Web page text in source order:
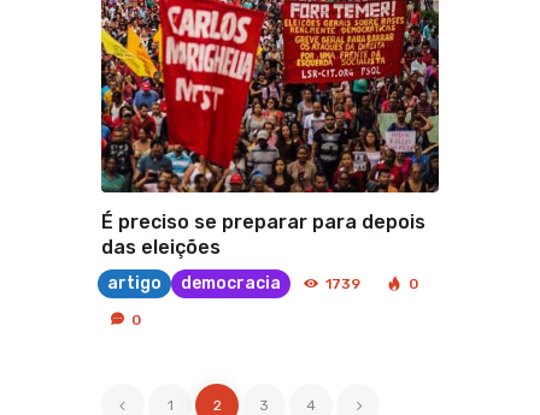
É preciso se preparar para depois
das eleições
artigo democracia 1739 0
0
1 2 3 4
>